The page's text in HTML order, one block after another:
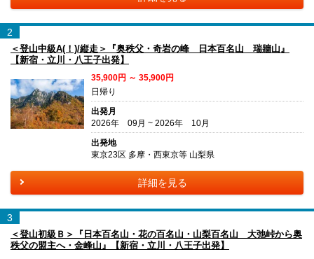
2
＜登山中級A(！)/縦走＞『奥秩父・奇岩の峰 日本百名山 瑞牆山』
【新宿・立川・八王子出発】
35,900円 ～ 35,900円
日帰り
出発月
2026年 09月 ~ 2026年 10月
出発地
東京23区 多摩・西東京等 山梨県
詳細を見る
3
＜登山初級Ｂ＞『日本百名山・花の百名山・山梨百名山 大弛峠から奥
秩父の盟主へ・金峰山』【新宿・立川・八王子出発】